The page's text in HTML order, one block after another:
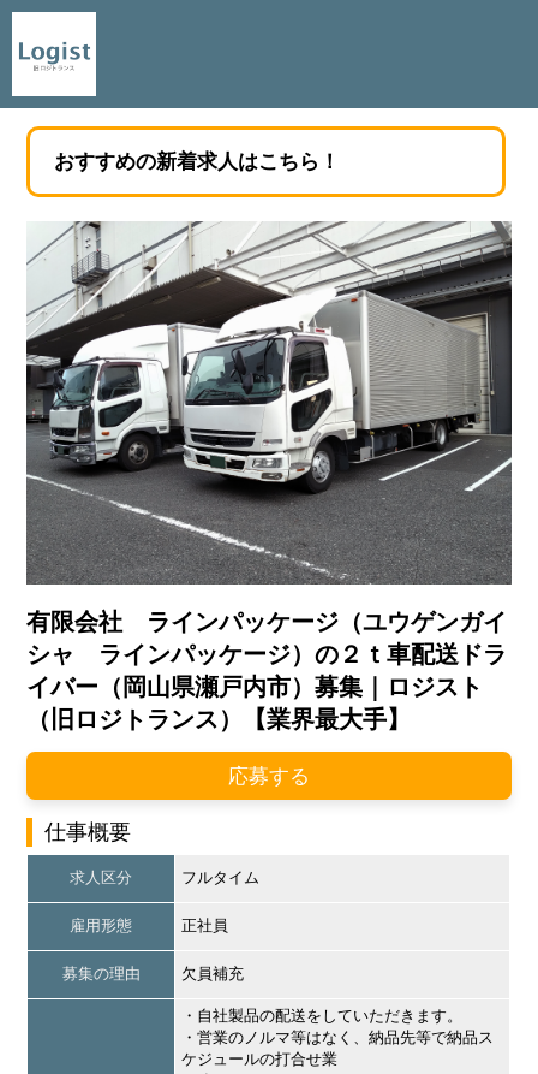
おすすめの新着求人はこちら！
有限会社 ラインパッケージ（ユウゲンガイ
シャ ラインパッケージ）の２ｔ車配送ドラ
イバー（岡山県瀬戸内市）募集｜ロジスト
（旧ロジトランス）【業界最大手】
応募する
仕事概要
求人区分 フルタイム
雇用形態 正社員
募集の理由 欠員補充
・自社製品の配送をしていただきます。
・営業のノルマ等はなく、納品先等で納品ス
ケジュールの打合せ業